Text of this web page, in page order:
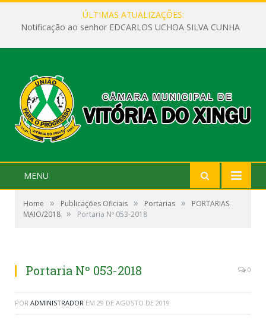
ÚLTIMAS ATUALIZAÇÕES:
Notificação ao senhor EDCARLOS UCHOA SILVA CUNHA
MENU
Home » Publicações Oficiais » Portarias »
PORTARIAS
MAIO/2018 » Portaria Nº 053-2018
Portaria Nº 053-2018 0
POR ADMINISTRADOR EM 29 DE AGOSTO DE 2019